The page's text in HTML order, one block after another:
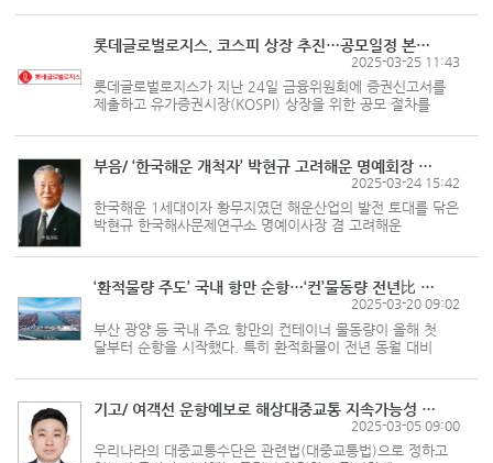
가. 2004년 1월1일 B사(현 C사)와 D사 간 진단사업부 상품의 보관 및 입출고
업무 위탁계약(“이...
롯데글로벌로지스, 코스피 상장 추진…공모일정 본격 돌입
2025-03-25 11:43
롯데글로벌로지스가 지난 24일 금융위원회에 증권신고서를
제출하고 유가증권시장(KOSPI) 상장을 위한 공모 절차를
1494만4322주로, 희망 공모가는 주당
1만1500~1만3500원 사이로 설정됐다. 공모 예정 금액은...
부음/ ‘한국해운 개척자’ 박현규 고려해운 명예회장 별세
2025-03-24 15:42
한국해운 1세대이자 황무지였던 해운산업의 발전 토대를 닦은
박현규 한국해사문제연구소 명예이사장 겸 고려해운
7월 경남 울산(현 울산광역시)에서 태어난 박현규 이사장은
1948년 한국해양대 항해...
‘환적물량 주도’ 국내 항만 순항…‘컨’물동량 전년比 4%↑
2025-03-20 09:02
부산 광양 등 국내 주요 항만의 컨테이너 물동량이 올해 첫
달부터 순항을 시작했다. 특히 환적화물이 전년 동월 대비
수입화물은 호조를 띠었지만 수출화물은 내리막길을 걸었다.
중국 미국 일본 등 주요...
기고/ 여객선 운항예보로 해상대중교통 지속가능성 제고
2025-03-05 09:00
우리나라의 대중교통수단은 관련법(대중교통법)으로 정하고